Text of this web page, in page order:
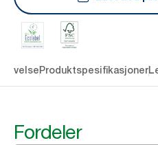
Produktspesifikasjoner
Fordeler